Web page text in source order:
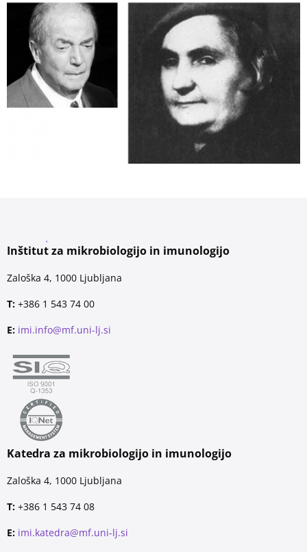
Inštitut za mikrobiologijo in imunologijo
Zaloška 4, 1000 Ljubljana
T: +386 1 543 74 00
E: imi.info@mf.uni-lj.si
Katedra za mikrobiologijo in imunologijo
Zaloška 4, 1000 Ljubljana
T: +386 1 543 74 08
E: imi.katedra@mf.uni-lj.si